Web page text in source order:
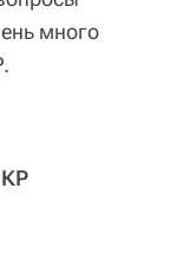
много